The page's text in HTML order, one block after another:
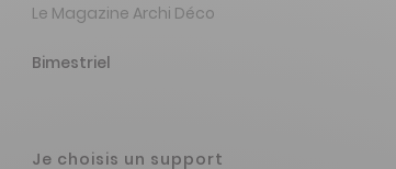
Le Magazine Archi Déco
Bimestriel
Je choisis un support